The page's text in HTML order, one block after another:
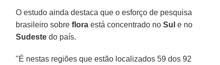
O estudo ainda destaca que o esforço de pesquisa
brasileiro sobreflora está concentrado noSul e no
Sudeste do país.
"É nestas regiões que estão localizados 59 dos 92